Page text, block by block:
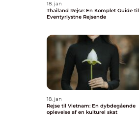
18. jan
Thailand Rejse: En Komplet Guide til
Eventyrlystne Rejsende
18. jan
Rejse til Vietnam: En dybdegående
oplevelse af en kulturel skat